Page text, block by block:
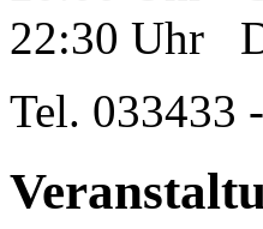
22:30 Uhr
Tel. 033433